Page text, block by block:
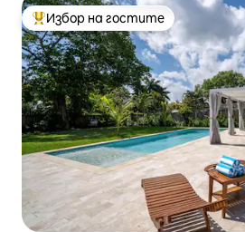
Най-популярен избор на гостите
Избор на гостите